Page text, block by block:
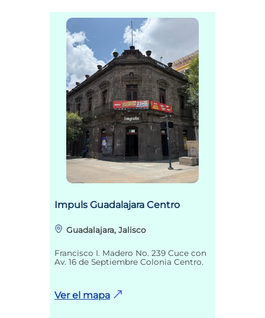
Impuls Guadalajara Centro
Guadalajara, Jalisco
Francisco I. Madero No. 239 Cuce con
Av. 16 de Septiembre Colonia Centro.
Ver el mapa